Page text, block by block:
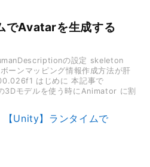
でAvatarを生成する
の設定 skeleton
ーンマッピング情報作成方法が肝
はじめに 本記事で
モデルを使う時にAnimator に割